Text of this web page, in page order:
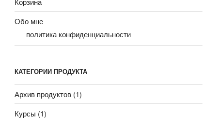
Обо мне
политика конфиденциальности
КАТЕГОРИИ ПРОДУКТА
Архив продуктов (1)
Курсы (1)